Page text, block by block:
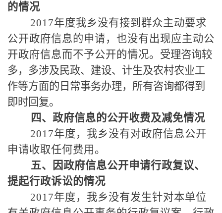
的情况
2017年度我乡没有接到群众主动要求
公开政府信息的申请，也没有出现应主动公
开政府信息而不予公开的情况。 受理咨询较
多，多涉及民政、建设、计生及农村农业工
作等方面的日常事务办理，所有咨询都得到
即时回复。
四、政府信息的公开收费及减免情况
2017年度，我乡没有对政府信息公开
申请收取任何费用。
五、因政府信息公开申请行政复议、
提起行政诉讼的情况
2017年度，我乡没有发生针对本单位